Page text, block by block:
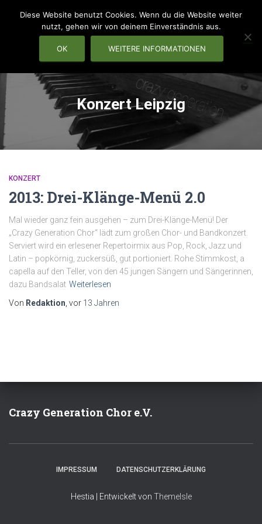
Konzert Leipzig
KONZERT
2013: Drei-Klänge-Menü 2.0
Mal wieder ganz fein ausgehen – zum Drei-Klänge-Menü! Der
„Crazy Generation Chor“ lädt zum großen Chor- und Bandkonzert.
Serviert wird ein erlesener Repertoirmix aus Pop, Rock, Jazz und
Latin – popkörnig, zuckersüß, gut portioniert. Rohe Stimmkost, a
capella auf den Teller, von den 45 jungen Sängern und Sängerinnen,
dazu Bandsalat Weiterlesen
Von Redaktion , vor 13 Jahren
Crazy Generation Chor e.V.
IMPRESSUM DATENSCHUTZERKLÄRUNG
Hestia | Entwickelt von ThemeIsle
Diese Website benutzt Cookies. Wenn du die Website weiter
nutzt, gehen wir von deinem Einverständnis aus.
OK WEITERE INFORMATIONEN